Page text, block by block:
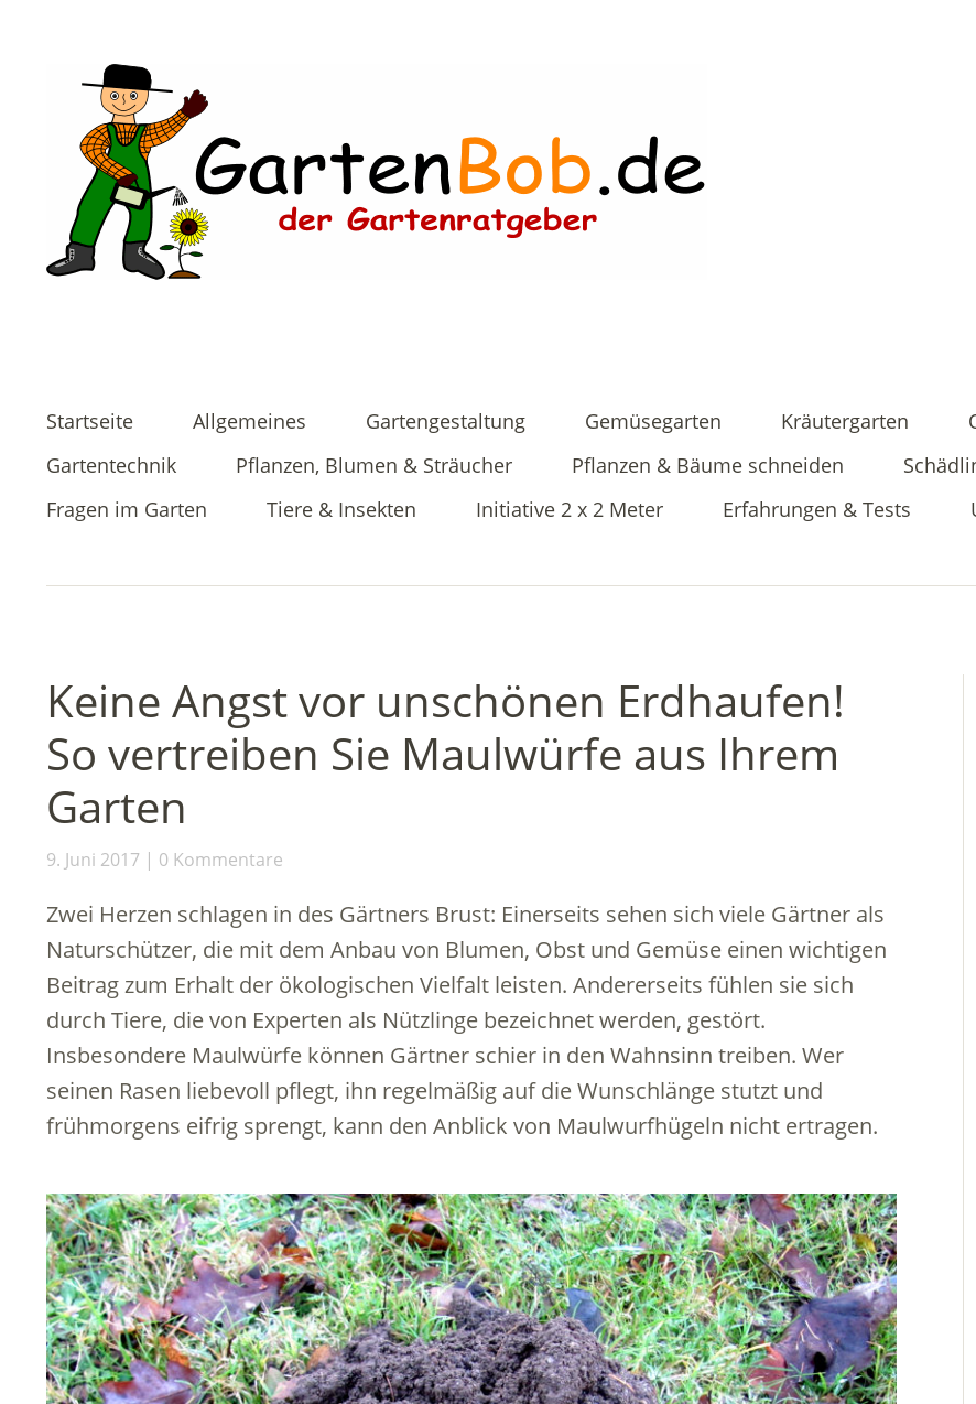
Startseite Allgemeines Gartengestaltung Gemüsegarten Kräutergarten
Gartentechnik
Pflanzen, Blumen & Sträucher Pflanzen & Bäume schneiden
Fragen im Garten
Tiere & Insekten Initiative 2 x 2 Meter Erfahrungen & Tests
Keine Angst vor unschönen Erdhaufen!
So vertreiben Sie Maulwürfe aus Ihrem
Garten
9. Juni 2017 0 Kommentare
Zwei Herzen schlagen in des Gärtners Brust: Einerseits sehen sich viele Gärtner als
Naturschützer, die mit dem Anbau von Blumen, Obst und Gemüse einen wichtigen
Beitrag zum Erhalt der ökologischen Vielfalt leisten. Andererseits fühlen sie sich
durch Tiere, die von Experten als Nützlinge bezeichnet werden, gestört.
Insbesondere Maulwürfe können Gärtner schier in den Wahnsinn treiben. Wer
seinen Rasen liebevoll pflegt, ihn regelmäßig auf die Wunschlänge stutzt und
frühmorgens eifrig sprengt, kann den Anblick von Maulwurfhügeln nicht ertragen.